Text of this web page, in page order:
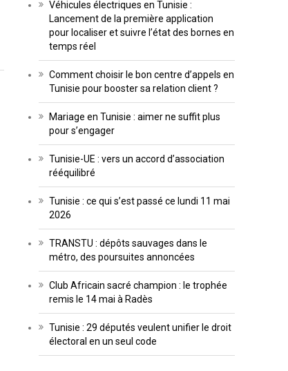
Véhicules électriques en Tunisie :
Lancement de la première application
pour localiser et suivre l’état des bornes en
temps réel
Comment choisir le bon centre d’appels en
Tunisie pour booster sa relation client ?
Mariage en Tunisie : aimer ne suffit plus
pour s’engager
Tunisie-UE : vers un accord d’association
rééquilibré
Tunisie : ce qui s’est passé ce lundi 11 mai
2026
TRANSTU : dépôts sauvages dans le
métro, des poursuites annoncées
Club Africain sacré champion : le trophée
remis le 14 mai à Radès
Tunisie : 29 députés veulent unifier le droit
électoral en un seul code